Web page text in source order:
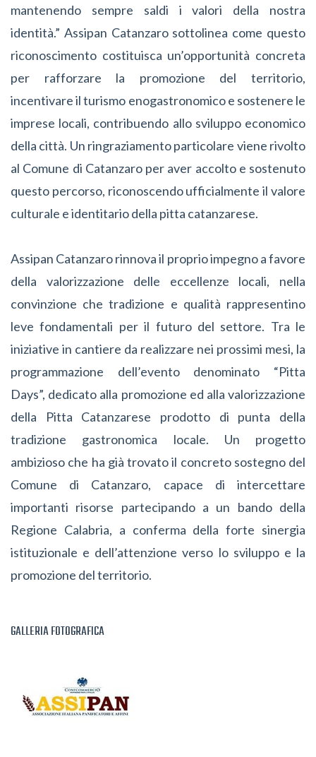
mantenendo sempre saldi i valori della nostra
identità.” Assipan Catanzaro sottolinea come questo
riconoscimento costituisca un’opportunità concreta
per rafforzare la promozione del territorio,
incentivare il turismo enogastronomico e sostenere le
imprese locali, contribuendo allo sviluppo economico
della città. Un ringraziamento particolare viene rivolto
al Comune di Catanzaro per aver accolto e sostenuto
questo percorso, riconoscendo ufficialmente il valore
culturale e identitario della pitta catanzarese.
Assipan Catanzaro rinnova il proprio impegno a favore
della valorizzazione delle eccellenze locali, nella
convinzione che tradizione e qualità rappresentino
leve fondamentali per il futuro del settore. Tra le
iniziative in cantiere da realizzare nei prossimi mesi, la
programmazione dell’evento denominato “Pitta
Days”, dedicato alla promozione ed alla valorizzazione
della Pitta Catanzarese prodotto di punta della
tradizione gastronomica locale. Un progetto
ambizioso che ha già trovato il concreto sostegno del
Comune di Catanzaro, capace di intercettare
importanti risorse partecipando a un bando della
Regione Calabria, a conferma della forte sinergia
istituzionale e dell’attenzione verso lo sviluppo e la
promozione del territorio.
GALLERIA FOTOGRAFICA